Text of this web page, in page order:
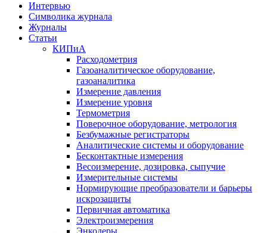
Интервью
Символика журнала
Журналы
Статьи
КИПиА
Расходометрия
Газоаналитическое оборудование,
газоаналитика
Измерение давления
Измерение уровня
Термометрия
Поверочное оборудование, метрология
Безбумажные регистраторы
Аналитические системы и оборудование
Бесконтактные измерения
Весоизмерение, дозировка, сыпучие
Измерительные системы
Нормирующие преобразователи и барьеры
искрозащиты
Первичная автоматика
Электроизмерения